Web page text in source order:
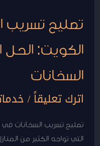
تصليح تسريب
الكويت:
السخانات
اترك تعليقاً/
تصليح تسريب السخانات
التي تواجه الكثير من